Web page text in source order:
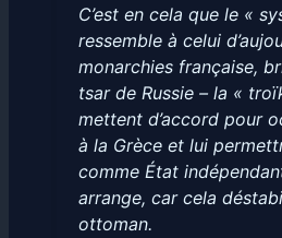
C’est en cela que le «
ressemble à celui
monarchies française,
tsar de Russie – la «
mettent d’accord pour
à la Grèce et lui
comme État
arrange, car cela
ottoman.